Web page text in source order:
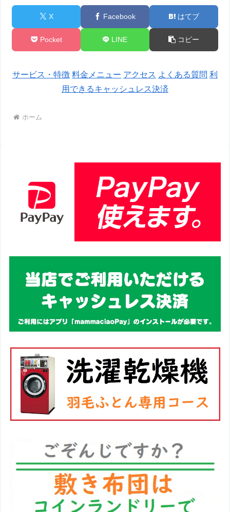
X Facebook はてブ
Pocket LINE コピー
サービス・特徴 料金メニュー アクセス よくある質問 利
用できるキャッシュレス決済
ホーム